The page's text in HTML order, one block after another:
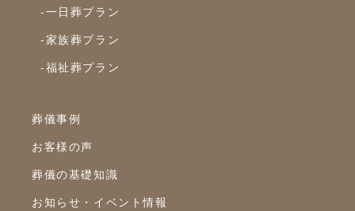
2022年4月
2022年3月
2022年2月
2022年1月
-一日葬プラン
-家族葬プラン
-福祉葬プラン
葬儀事例
お客様の声
葬儀の基礎知識
お知らせ・イベント情報